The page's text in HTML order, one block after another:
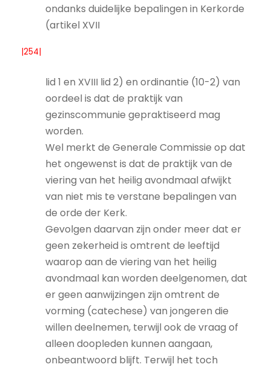
ondanks duidelijke bepalingen in Kerkorde
(artikel XVII
|254|
lid 1 en XVIII lid 2) en ordinantie (10-2) van
oordeel is dat de praktijk van
gezinscommunie gepraktiseerd mag
worden.
Wel merkt de Generale Commissie op dat
het ongewenst is dat de praktijk van de
viering van het heilig avondmaal afwijkt
van niet mis te verstane bepalingen van
de orde der Kerk.
Gevolgen daarvan zijn onder meer dat er
geen zekerheid is omtrent de leeftijd
waarop aan de viering van het heilig
avondmaal kan worden deelgenomen, dat
er geen aanwijzingen zijn omtrent de
vorming (catechese) van jongeren die
willen deelnemen, terwijl ook de vraag of
alleen doopleden kunnen aangaan,
onbeantwoord blijft. Terwijl het toch